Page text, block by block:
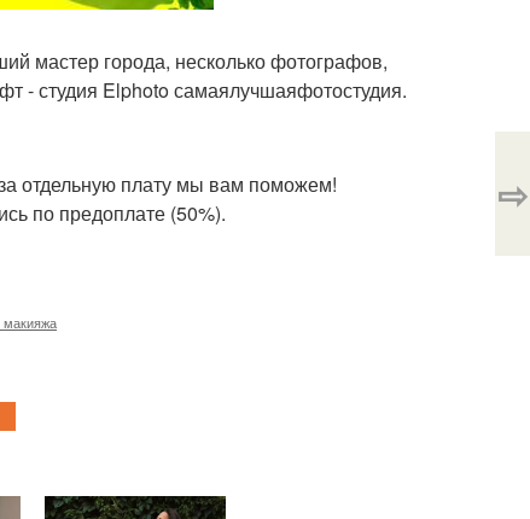
мастер города, несколько фотографов,
- студия Elphoto самаялучшаяфотостудия.
отдельную плату мы вам поможем!
по предоплате (50%).
макияжа
⇨